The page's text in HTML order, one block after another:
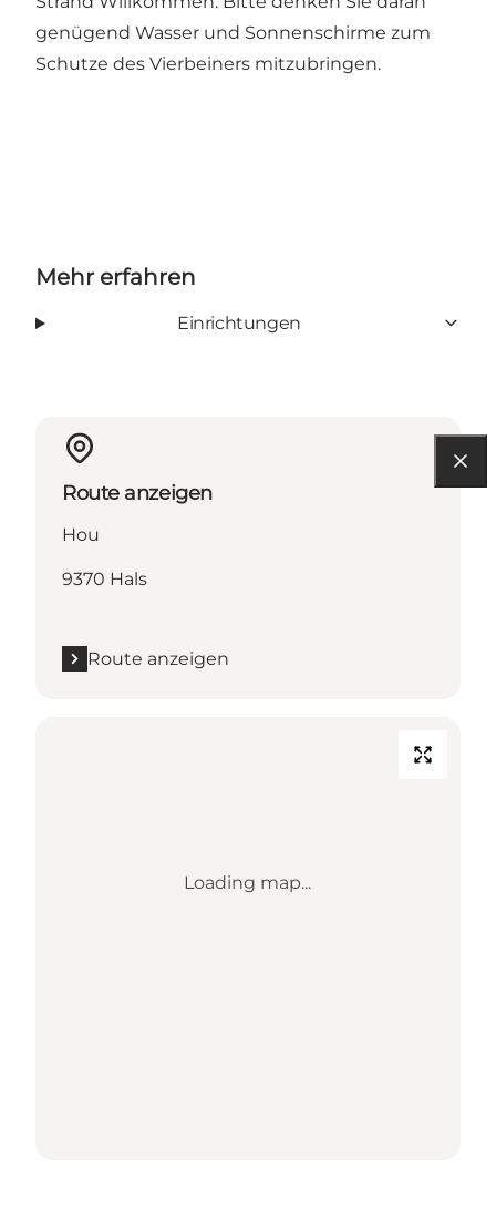
genügend Wasser und Sonnenschirme zum
Schutze des Vierbeiners mitzubringen.
Mehr erfahren
Einrichtungen
Route anzeigen
Hou
9370 Hals
Route anzeigen
Loading map...